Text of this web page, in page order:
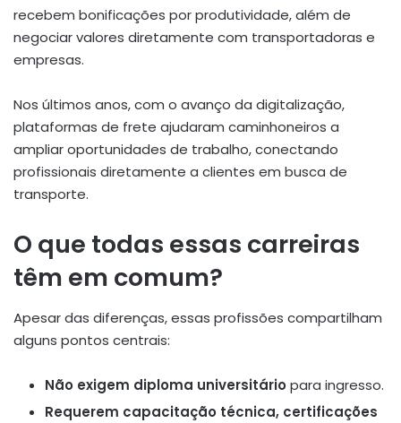
recebem bonificações por produtividade, além de
negociar valores diretamente com transportadoras e
empresas.
Nos últimos anos, com o avanço da digitalização,
plataformas de frete ajudaram caminhoneiros a
ampliar oportunidades de trabalho, conectando
profissionais diretamente a clientes em busca de
transporte.
O que todas essas carreiras
têm em comum?
Apesar das diferenças, essas profissões compartilham
alguns pontos centrais:
Não exigem diploma universitário para ingresso.
Requerem capacitação técnica, certificações